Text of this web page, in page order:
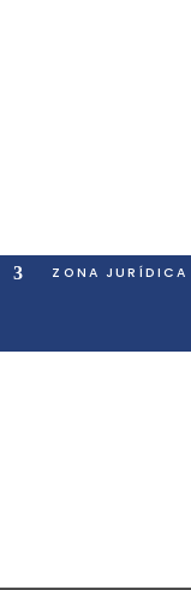
ZONA JURÍDICA